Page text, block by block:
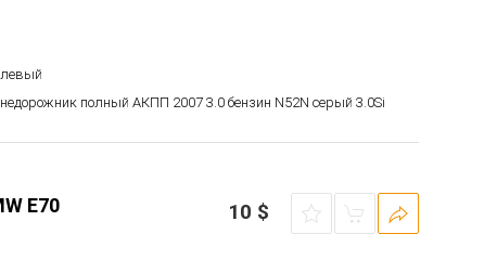
полный АКПП 2007 3.0 бензин N52N серый 3.0Si
E70 10 $